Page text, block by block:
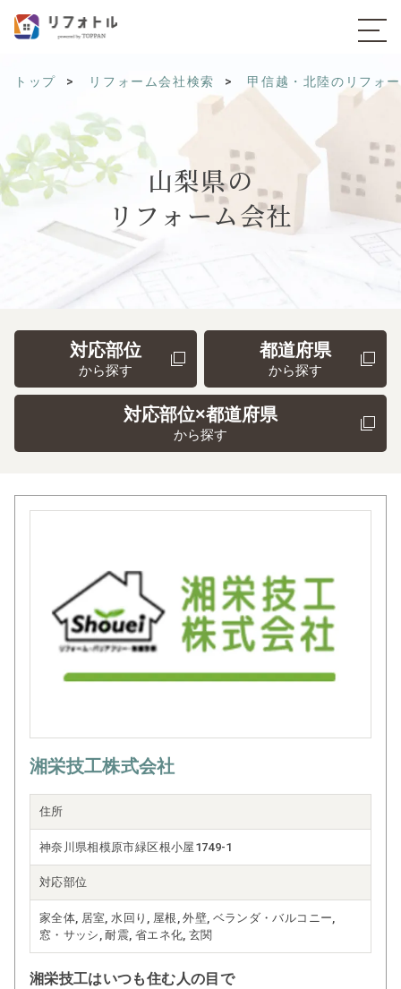
トップ リフォーム会社検索 甲信越・北陸のリフォ
山梨県の
リフォーム会社
対応部位
から探す
都道府県
から探す
対応部位×都道府県
から探す
湘栄技工株式会社
住所
神奈川県相模原市緑区根小屋1749-1
対応部位
家全体, 居室, 水回り, 屋根, 外壁, ベランダ・バルコニー,
窓・サッシ, 耐震, 省エネ化, 玄関
湘栄技工はいつも住む人の目で